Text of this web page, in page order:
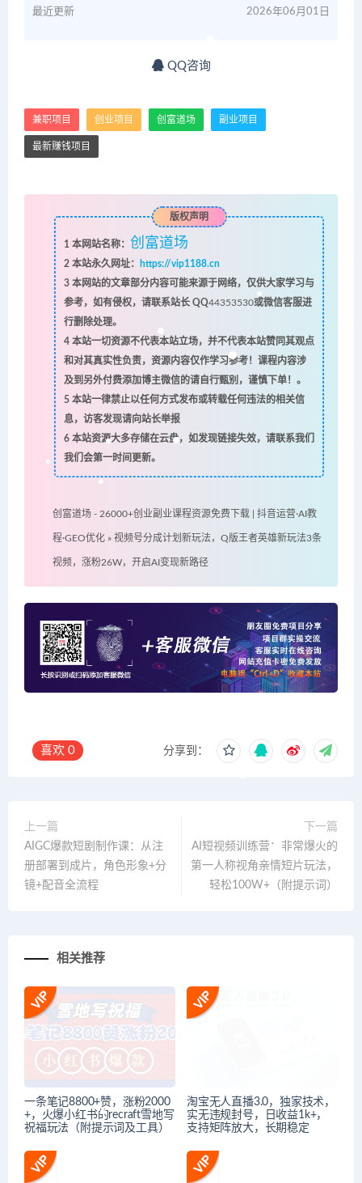
最近更新 2026年06月01日
QQ咨询
兼职项目 创业项目 创富道场 副业项目
最新赚钱项目
版权声明
1 本网站名称： 创富道场
2本站永久网址：
https://vip1188.cn
3本网站的文章部分内容可能来源于网络，仅供大家学习与
参考，如有侵权，请联系站长 QQ44353530或微信客服进
行删除处理。
4本站一切资源不代表本站立场，并不代表本站赞同其观点
和对其真实性负责，资源内容仅作学习参考！课程内容涉
及到另外付费添加博主微信的请自行甄别，谨慎下单！。
5本站一律禁止以任何方式发布或转载任何违法的相关信
息，访客发现请向站长举报
6本站资源大多存储在云盘，如发现链接失效，请联系我们
我们会第一时间更新。
创富道场 - 26000+创业副业课程资源免费下载 | 抖音运营·AI教
程·GEO优化 » 视频号分成计划新玩法，Q版王者英雄新玩法3条
视频，涨粉26W，开启AI变现新路径
喜欢 0 分享到：
上一篇
AIGC爆款短剧制作课：从注
册部署到成片，角色形象+分
镜+配音全流程
下一篇
AI短视频训练营：非常爆火的
第一人称视角亲情短片玩法，
轻松100W+（附提示词）
相关推荐
一条笔记8800+赞，涨粉2000
+，火爆小红书的recraft雪地写
祝福玩法（附提示词及工具）
淘宝无人直播3.0，独家技术，
实无违规封号，日收益1k+，
支持矩阵放大，长期稳定